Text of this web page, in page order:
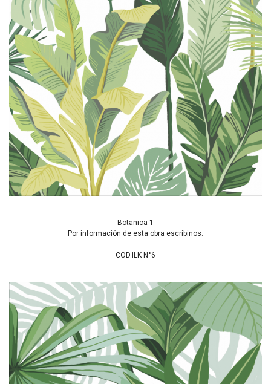
Botanica 1
Por información de esta obra escribinos.
COD.ILK N°6